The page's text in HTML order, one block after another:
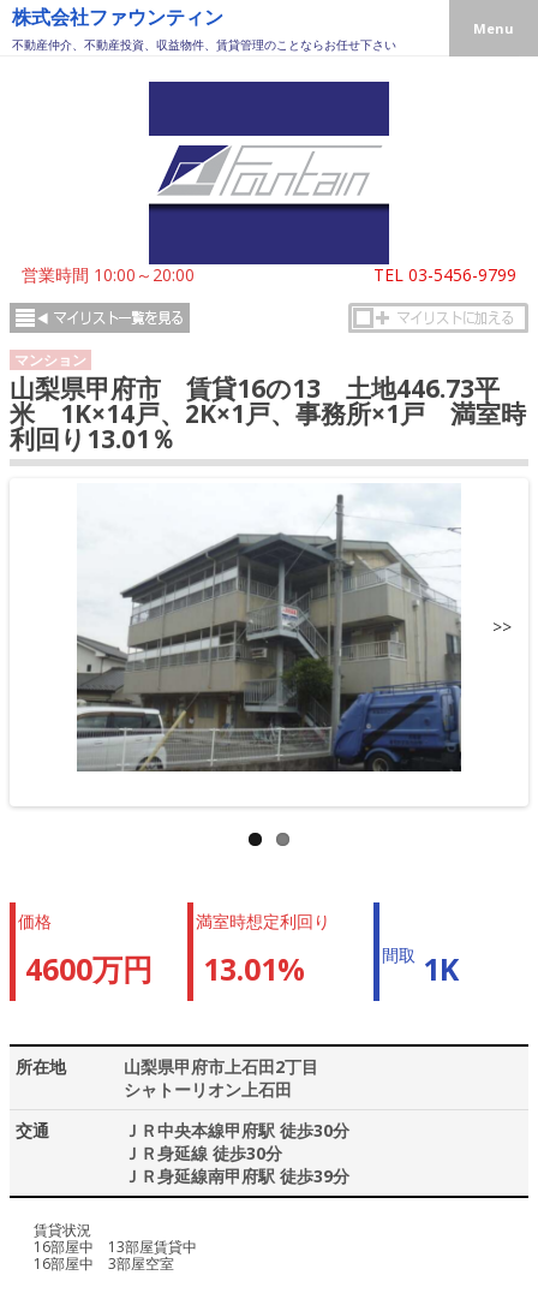
株式会社ファウンティン
不動産仲介、不動産投資、収益物件、賃貸管理のことならお任せ下さい
営業時間 10:00～20:00 TEL 03-5456-9799
Menu
マンション
山梨県甲府市 賃貸16の13 土地446.73平
米 1K×14戸、2K×1戸、事務所×1戸 満室時
利回り13.01％
>>
価格
4600万円
満室時想定利回り
13.01% 間取 1K
所在地
山梨県甲府市上石田2丁目
シャトーリオン上石田
交通
ＪＲ中央本線甲府駅 徒歩30分
ＪＲ身延線 徒歩30分
ＪＲ身延線南甲府駅 徒歩39分
賃貸状況
16部屋中 13部屋賃貸中
16部屋中 3部屋空室